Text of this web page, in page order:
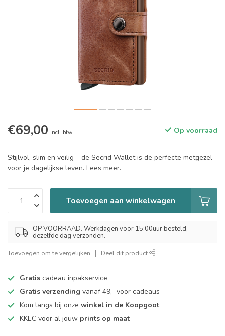
€69,00 Incl. btw Op voorraad
Stijlvol, slim en veilig – de Secrid Wallet is de perfecte metgezel
voor je dagelijkse leven. Lees meer.
Toevoegen aan winkelwagen
OP VOORRAAD. Werkdagen voor 15:00uur besteld,
dezelfde dag verzonden.
Toevoegen om te vergelijken Deel dit product
Gratis cadeau inpakservice
Gratis verzending vanaf 49,- voor cadeaus
Kom langs bij onze winkel in de Koopgoot
KKEC voor al jouw prints op maat